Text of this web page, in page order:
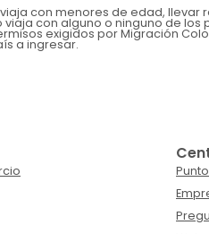
viaja con menores de edad, llevar
viaja con alguno o ninguno de los
exigidos por Migración
a ingresar.